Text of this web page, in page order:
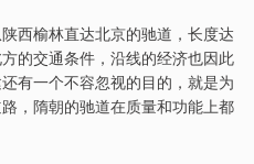
西榆林直达北京的驰道，长度达
的交通条件，沿线的经济也因此
有一个不容忽视的目的，就是为
，隋朝的驰道在质量和功能上都